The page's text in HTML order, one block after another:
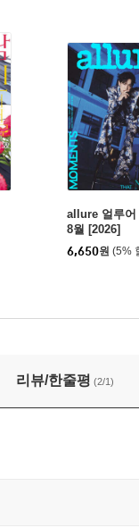
allure 얼루어
8월 [2026]
6,650원 (5%
리뷰/한줄평 (2/1)